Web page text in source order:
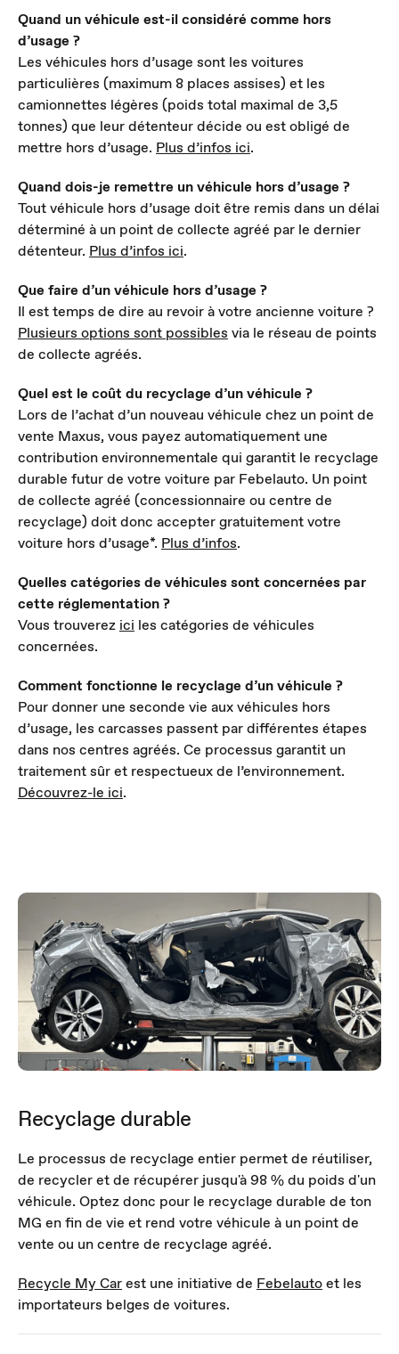
Quand un véhicule est-il considéré comme hors
d’usage ?
Les véhicules hors d’usage sont les voitures
particulières (maximum 8 places assises) et les
camionnettes légères (poids total maximal de 3,5
tonnes) que leur détenteur décide ou est obligé de
mettre hors d’usage. Plus d’infos ici.
Quand dois-je remettre un véhicule hors d’usage ?
Tout véhicule hors d’usage doit être remis dans un délai
déterminé à un point de collecte agréé par le dernier
détenteur. Plus d’infos ici.
Que faire d’un véhicule hors d’usage ?
Il est temps de dire au revoir à votre ancienne voiture ?
Plusieurs options sont possibles via le réseau de points
de collecte agréés.
Quel est le coût du recyclage d’un véhicule ?
Lors de l’achat d’un nouveau véhicule chez un point de
vente Maxus, vous payez automatiquement une
contribution environnementale qui garantit le recyclage
durable futur de votre voiture par Febelauto. Un point
de collecte agréé (concessionnaire ou centre de
recyclage) doit donc accepter gratuitement votre
voiture hors d’usage*. Plus d’infos.
Quelles catégories de véhicules sont concernées par
cette réglementation ?
Vous trouverez ici les catégories de véhicules
concernées.
Comment fonctionne le recyclage d’un véhicule ?
Pour donner une seconde vie aux véhicules hors
d’usage, les carcasses passent par différentes étapes
dans nos centres agréés. Ce processus garantit un
traitement sûr et respectueux de l’environnement.
Découvrez-le ici.
Recyclage durable
Le processus de recyclage entier permet de réutiliser,
de recycler et de récupérer jusqu'à 98 % du poids d'un
véhicule. Optez donc pour le recyclage durable de ton
MG en fin de vie et rend votre véhicule à un point de
vente ou un centre de recyclage agréé.
Recycle My Carest une initiative de Febelautoet les
importateurs belges de voitures.